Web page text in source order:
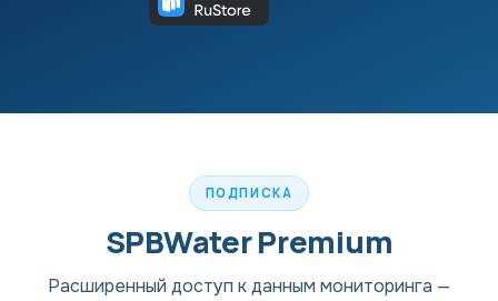
ПОДПИСКА
SPBWater Premium
Расширенный доступ к данным мониторинга —